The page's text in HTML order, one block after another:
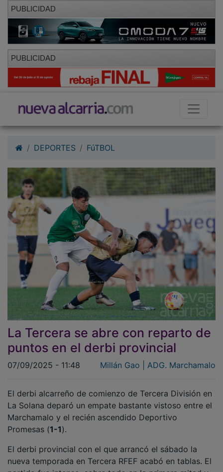
PUBLICIDAD
PUBLICIDAD
La Tercera se abre con reparto de
puntos en el derbi provincial
Millán Gao | ADG. Marchamalo
La Solana deparó un empate bastante vistoso entre el
Marchamalo y el recién ascendido Deportivo
Promesas (1-1 ).
nueva temporada en Tercera RFEF acabó en tablas. El
partido fue intenso, sobre todo en la primera mitad y